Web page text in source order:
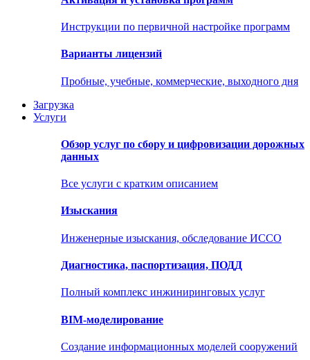
Инструкции по первичной настройке программ
Варианты лицензий
Пробные, учебные, коммерческие, выходного дня
Загрузка
Услуги
Обзор услуг по сбору и цифровизации дорожных
данных
Все услуги с кратким описанием
Изыскания
Инженерные изыскания, обследование ИССО
Диагностика, паспортизация, ПОДД
Полный комплекс инжиниринговых услуг
BIM-моделирование
Создание информационных моделей сооружений